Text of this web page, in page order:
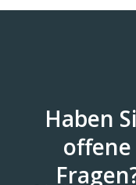
Haben
offene